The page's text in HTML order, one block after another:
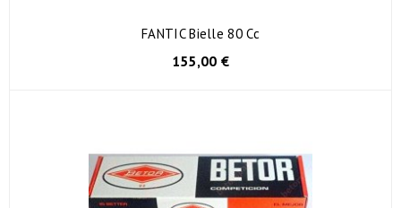
FANTIC Bielle 80 Cc
155,00 €